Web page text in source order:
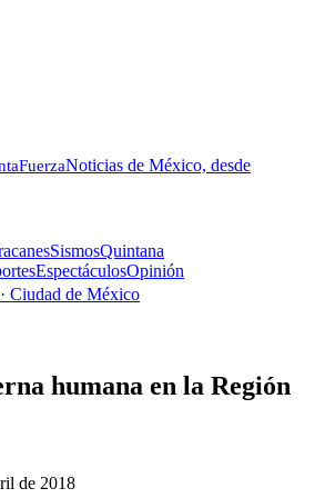
FuerzaNoticias de México, desde
SismosQuintana
EspectáculosOpinión
· Ciudad de México
humana en la Región
de 2018